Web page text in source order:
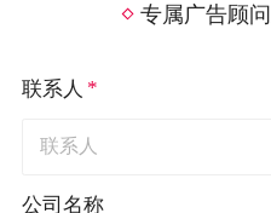
专属广告顾
联系人 *
公司名称